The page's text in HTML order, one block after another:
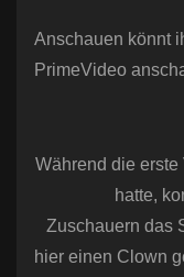
Anschauen könnt
PrimeVideo
Während die erste
hatte,
Zuschauern das
hier einen Clown